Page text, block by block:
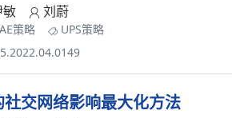
敏 刘蔚
策略
UPS策略
交网络影响最大化方法